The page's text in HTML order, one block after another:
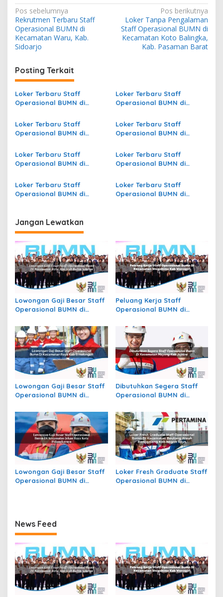
N
a
v
i
g
a
s
i
p
o
s
Pos sebelumnya
Rekrutmen Terbaru Staff
Operasional BUMN di
Kecamatan Waru, Kab.
Sidoarjo
Pos berikutnya
Loker Tanpa Pengalaman
Staff Operasional BUMN di
Kecamatan Koto Balingka,
Kab. Pasaman Barat
Posting Terkait
Loker Terbaru Staff
Operasional BUMN di
Ende
Loker Terbaru Staff
Operasional BUMN di
Barat, Kab. Melawi
Loker Terbaru Staff
Operasional BUMN di
Kab. Soppeng
Loker Terbaru Staff
Operasional BUMN di
Alo’oa, Kota Gunungsitoli
Loker Terbaru Staff
Operasional BUMN di
Jombang
Loker Terbaru Staff
Operasional BUMN di
Lalonggasumeeto, Kab.
Konawe
Loker Terbaru Staff
Operasional BUMN di
Loker Terbaru Staff
Operasional BUMN di
Jangan Lewatkan
Lowongan Gaji Besar Staff
Operasional BUMN di
Buton Selatan
Peluang Kerja Staff
Operasional BUMN di
Kab. Wonogiri
Lowongan Gaji Besar Staff
Operasional BUMN di
Simalungun
Dibutuhkan Segera Staff
Operasional BUMN di
Jepara
Lowongan Gaji Besar Staff
Operasional BUMN di
Loker Fresh Graduate Staff
Operasional BUMN di
News Feed